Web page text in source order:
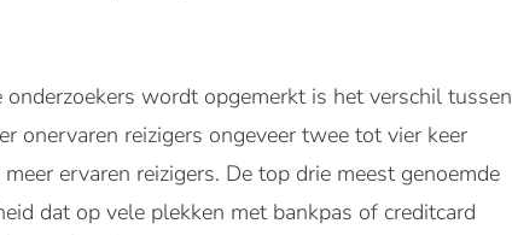
wordt opgemerkt is het verschil tussen
onervaren reizigers ongeveer twee tot vier keer
ervaren reizigers. De top drie meest genoemde
dat op vele plekken met bankpas of creditcard